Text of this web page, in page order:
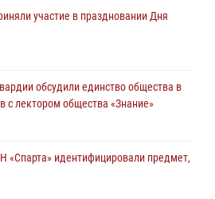
Русиучастие в праздновании Дня
обсудили единство общества в
с лектором общества «Знание»
«Спарта» идентифицировали предмет,